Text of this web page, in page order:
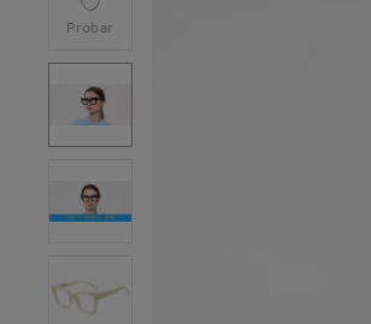
Probar